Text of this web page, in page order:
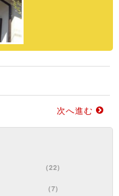
次へ進む
(22)
(7)